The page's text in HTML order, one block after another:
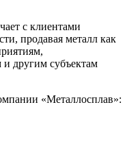
с клиентами
продавая металл как
другим субъектам
«Металлосплав»: